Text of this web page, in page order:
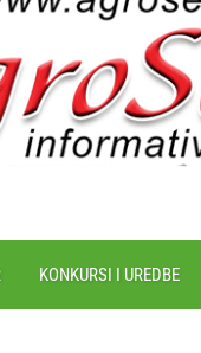
KONKURSI I UREDBE